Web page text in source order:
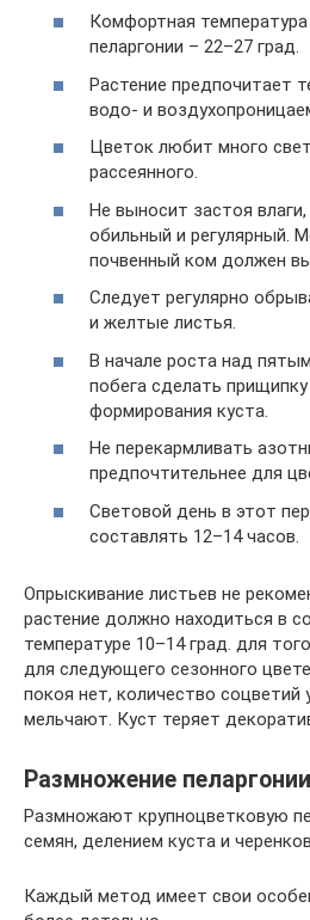
Комфортная
пеларгонии – 22–27 град.
Растение предпочитает
водо- и
Цветок любит много
рассеянного.
Не выносит застоя
обильный и регулярный.
почвенный ком должен
Следует регулярно
и желтые листья.
В начале роста над
побега сделать
формирования куста.
Не перекармливать
предпочтительнее для
Световой день в этот
составлять 12–14 часов.
Опрыскивание листьев не
растение должно находиться в
температуре 10–14 град. для
для следующего сезонного
покоя нет, количество
мельчают. Куст теряет
Размножение пеларгонии
Размножают крупноцветковую
семян, делением куста и
Каждый метод имеет свои